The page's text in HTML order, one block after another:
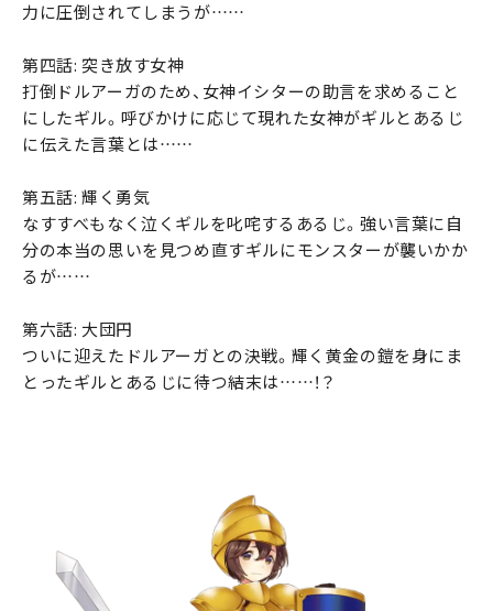
力に圧倒されてしまうが……
第四話: 突き放す女神
打倒ドルアーガのため、女神イシターの助言を求めること
にしたギル。呼びかけに応じて現れた女神がギルとあるじ
に伝えた言葉とは……
第五話: 輝く勇気
なすすべもなく泣くギルを叱咤するあるじ。強い言葉に自
分の本当の思いを見つめ直すギルにモンスターが襲いかか
るが……
第六話: 大団円
ついに迎えたドルアーガとの決戦。輝く黄金の鎧を身にま
とったギルとあるじに待つ結末は……！？